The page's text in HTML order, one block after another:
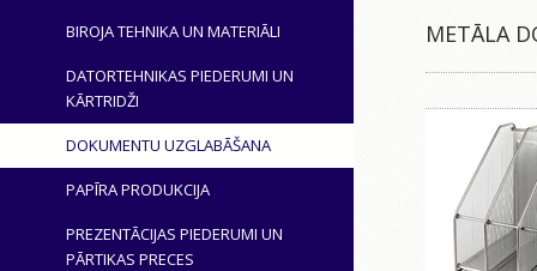
BIROJA TEHNIKA UN MATERIĀLI
DATORTEHNIKAS PIEDERUMI UN
KĀRTRIDŽI
DOKUMENTU UZGLABĀŠANA
PAPĪRA PRODUKCIJA
PREZENTĀCIJAS PIEDERUMI UN
PĀRTIKAS PRECES
METĀLA